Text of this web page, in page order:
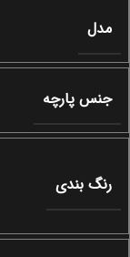
مدل
جنس پارچه
رنگ بندی